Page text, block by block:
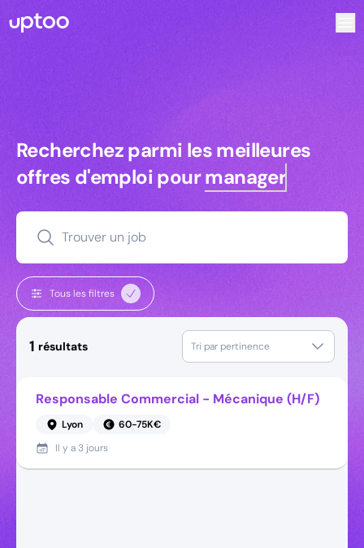
Recherchez parmi les meilleures
Recherchez parmi les meilleures
offres d'emploi pourmanagers
Trouver un job
Tous les filtres
1 résultats Tri par pertinence
Responsable Commercial - Mécanique (H/F)
Lyon
60-75K€
Il y a 3 jours